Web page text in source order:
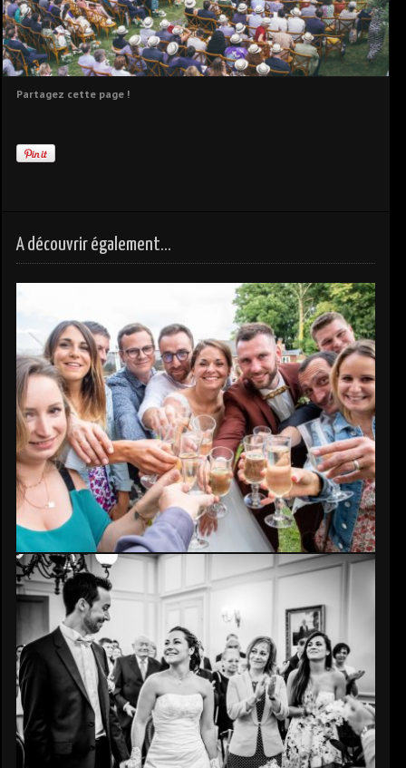
Partagez cette page !
A découvrir également...